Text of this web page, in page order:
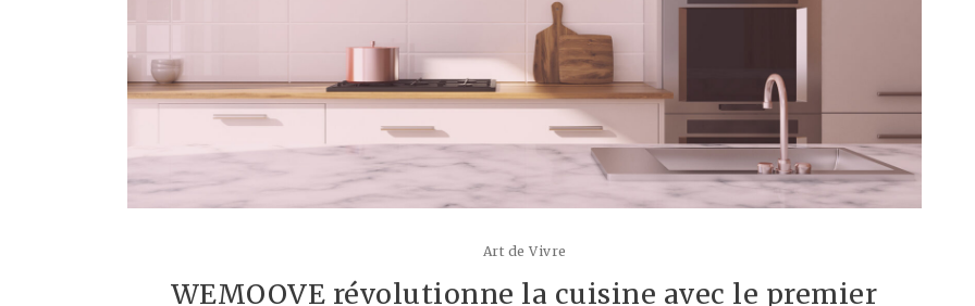
Art de Vivre
WEMOOVE révolutionne la cuisine avec le premier